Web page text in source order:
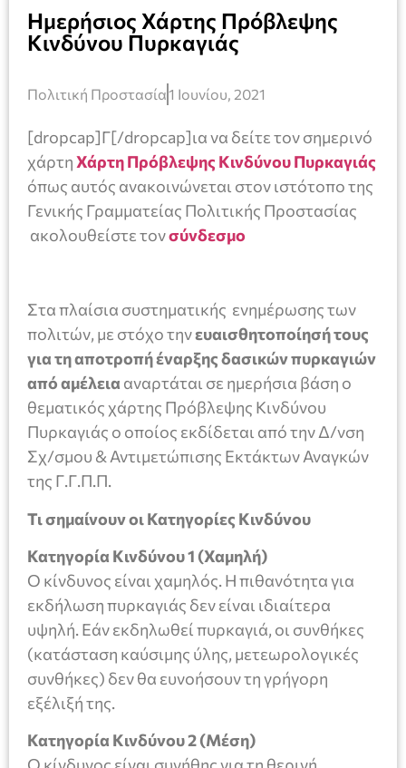
Ημερήσιος Χάρτης Πρόβλεψης
Κινδύνου Πυρκαγιάς
Πολιτική Προστασία1 Ιουνίου, 2021
[dropcap]Γ[/dropcap]ια να δείτε τον σημερινό
χάρτηΧάρτη Πρόβλεψης Κινδύνου Πυρκαγιάς
όπως αυτός ανακοινώνεται στον ιστότοπο της
Γενικής Γραμματείας Πολιτικής Προστασίας
ακολουθείστε τονσύνδεσμο
Στα πλαίσια συστηματικής ενημέρωσης των
πολιτών, με στόχο τηνευαισθητοποίησή τους
για τη αποτροπή έναρξης δασικών πυρκαγιών
από αμέλεια αναρτάται σε ημερήσια βάση ο
θεματικός χάρτης Πρόβλεψης Κινδύνου
Πυρκαγιάς ο οποίος εκδίδεται από την Δ/νση
Σχ/σμου & Αντιμετώπισης Εκτάκτων Αναγκών
της Γ.Γ.Π.Π.
Τι σημαίνουν οι Κατηγορίες Κινδύνου
Κατηγορία Κινδύνου 1 (Χαμηλή)
Ο κίνδυνος είναι χαμηλός. Η πιθανότητα για
εκδήλωση πυρκαγιάς δεν είναι ιδιαίτερα
υψηλή. Εάν εκδηλωθεί πυρκαγιά, οι συνθήκες
(κατάσταση καύσιμης ύλης, μετεωρολογικές
συνθήκες) δεν θα ευνοήσουν τη γρήγορη
εξέλιξή της.
Κατηγορία Κινδύνου 2 (Μέση)